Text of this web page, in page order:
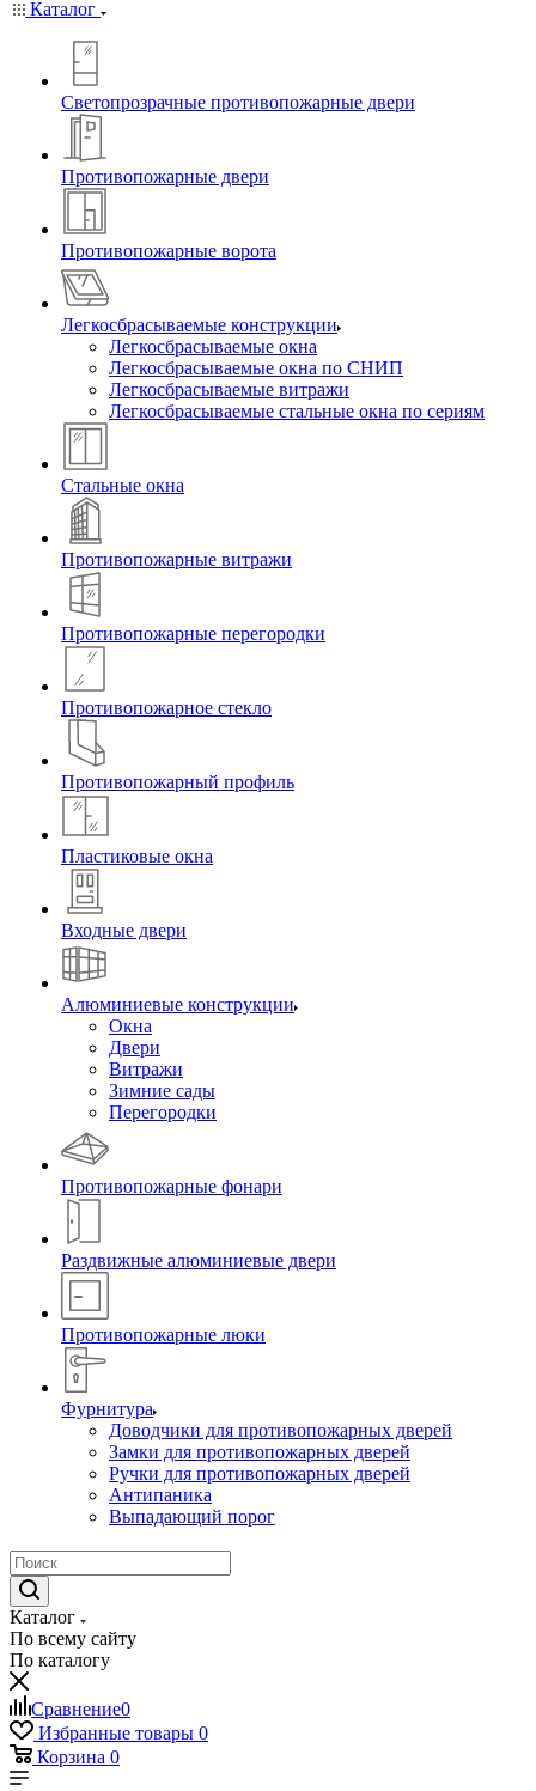
Каталог
Светопрозрачные противопожарные двери
Противопожарные двери
Противопожарные ворота
Легкосбрасываемые конструкции
Легкосбрасываемые окна
Легкосбрасываемые окна по СНИП
Легкосбрасываемые витражи
Легкосбрасываемые стальные окна по сериям
Стальные окна
Противопожарные витражи
Противопожарные перегородки
Противопожарное стекло
Противопожарный профиль
Пластиковые окна
Входные двери
Алюминиевые конструкции
Окна
Двери
Витражи
Зимние сады
Перегородки
Противопожарные фонари
Раздвижные алюминиевые двери
Противопожарные люки
Фурнитура
Доводчики для противопожарных дверей
Замки для противопожарных дверей
Ручки для противопожарных дверей
Антипаника
Выпадающий порог
Каталог
По всему сайту
По каталогу
Сравнение0
Избранные товары 0
Корзина 0